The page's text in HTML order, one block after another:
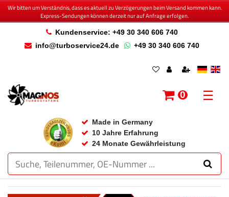
Wir bitten um Verständnis, dass es aktuell zu Verzögerungen beim Versand kommen kann.
Express-Sendungen können derzeit nur auf Anfrage erfolgen.
Kundenservice: +49 30 340 606 740
info@turboservice24.de
+49 30 340 606 740
Made in Germany
10 Jahre Erfahrung
24 Monate Gewährleistung
0 ☰